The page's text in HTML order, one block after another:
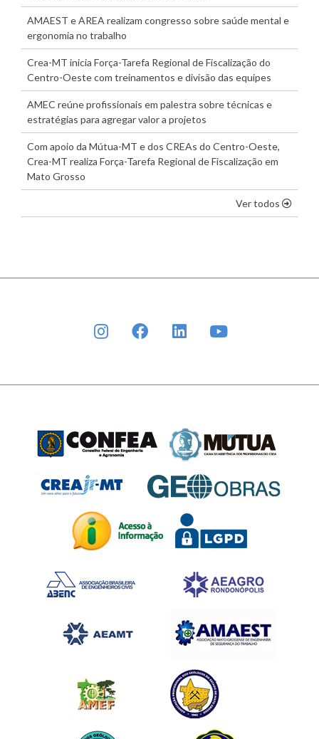
AMAEST e AREA realizam congresso sobre saúde mental e
ergonomia no trabalho
Crea-MT inicia Força-Tarefa Regional de Fiscalização do
Centro-Oeste com treinamentos e divisão das equipes
AMEC reúne profissionais em palestra sobre técnicas e
estratégias para agregar valor a projetos
Com apoio da Mútua-MT e dos CREAs do Centro-Oeste,
Crea-MT realiza Força-Tarefa Regional de Fiscalização em
Mato Grosso
Ver todos os
INSTAGRAMFACEBOOKLINKEDIN